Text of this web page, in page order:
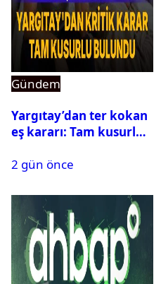
Gündem
Yargıtay’dan ter kokan
eş kararı: Tam kusurlu
2 gün önce